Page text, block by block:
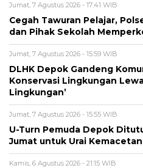
Jumat, 7 Agustus 2026 - 17:41 WIB
Cegah Tawuran Pelajar,
dan Pihak Sekolah
Jumat, 7 Agustus 2026 - 15:59 WIB
DLHK Depok Gandeng
Konservasi Lingkungan
Lingkungan’
Jumat, 7 Agustus 2026 - 15:55 WIB
U-Turn Pemuda Depok
Jumat untuk Urai
Kamis, 6 Agustus 2026 - 21:15 WIB